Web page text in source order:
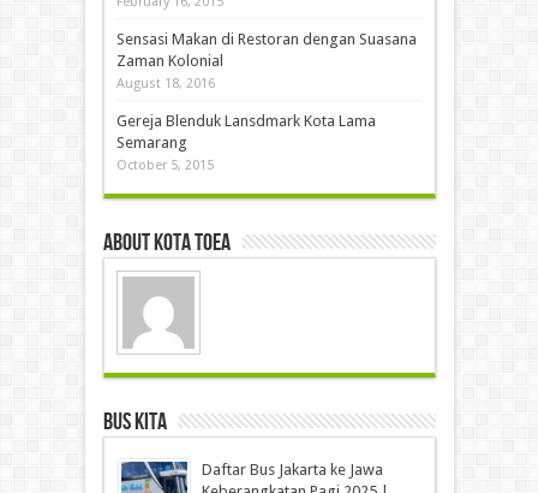
Sensasi Makan di Restoran dengan Suasana
Zaman Kolonial
August 18, 2016
Gereja Blenduk Lansdmark Kota Lama
Semarang
October 5, 2015
About Kota Toea
Bus Kita
Daftar Bus Jakarta ke Jawa